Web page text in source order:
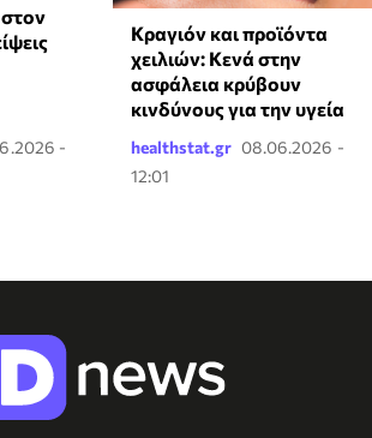
-
Κραγιόν και προϊόντα
χειλιών: Κενά στην
ασφάλεια κρύβουν
κινδύνους για την υγεία
healthstat.gr 08.06.2026 -
12:01